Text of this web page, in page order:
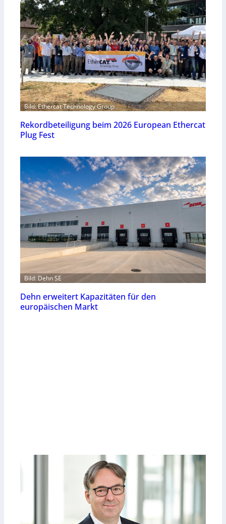
Bild: Ethercat Technology Group
Rekordbeteiligung beim 2026 European Ethercat
Plug Fest
Bild: Dehn SE
Dehn erweitert Kapazitäten für den
europäischen Markt